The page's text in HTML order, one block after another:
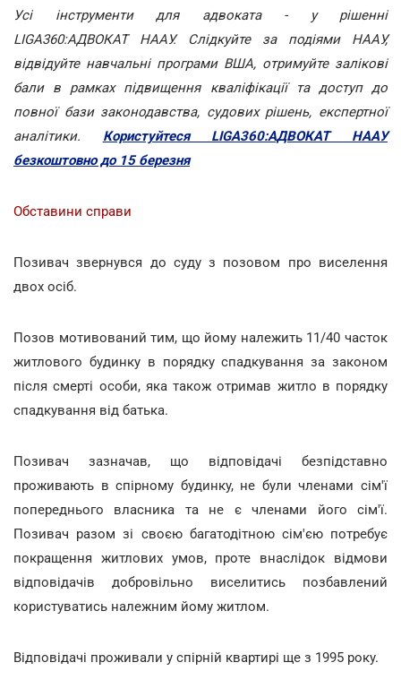
Усі інструменти для адвоката - у рішенні
LIGA360:АДВОКАТ НААУ. Слідкуйте за подіями НААУ,
відвідуйте навчальні програми ВША, отримуйте залікові
бали в рамках підвищення кваліфікації та доступ до
повної бази законодавства, судових рішень, експертної
аналітики. Користуйтеся LIGA360:АДВОКАТ НААУ
безкоштовно до 15 березня
Обставини справи
Позивач звернувся до суду з позовом про виселення
двох осіб.
Позов мотивований тим, що йому належить 11/40 часток
житлового будинку в порядку спадкування за законом
після смерті особи, яка також отримав житло в порядку
спадкування від батька.
Позивач зазначав, що відповідачі безпідставно
проживають в спірному будинку, не були членами сім'ї
попереднього власника та не є членами його сім'ї.
Позивач разом зі своєю багатодітною сім'єю потребує
покращення житлових умов, проте внаслідок відмови
відповідачів добровільно виселитись позбавлений
користуватись належним йому житлом.
Відповідачі проживали у спірній квартирі ще з 1995 року.